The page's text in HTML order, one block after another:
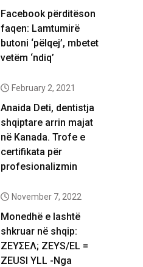
Facebook përditëson
faqen: Lamtumirë
butoni ‘pëlqej’, mbetet
vetëm ‘ndiq’
February 2, 2021
Anaida Deti, dentistja
shqiptare arrin majat
në Kanada. Trofe e
certifikata për
profesionalizmin
November 7, 2022
Monedhë e lashtë
shkruar në shqip:
ΖΕΥΣΕΛ; ZEYS/EL =
ZEUSI YLL -Nga